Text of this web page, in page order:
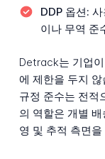
DDP 옵션:
이나 무역 준
Detrack는 기업
에 제한을 두지
규정 준수는 전적
의 역할은 개별
영 및 추적 측면